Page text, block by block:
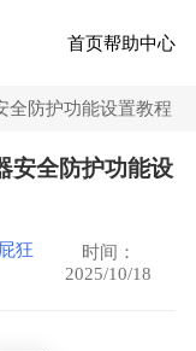
首页帮助中心
全防护功能设置教程
安全防护功能设
狂
时间：
2025/10/18